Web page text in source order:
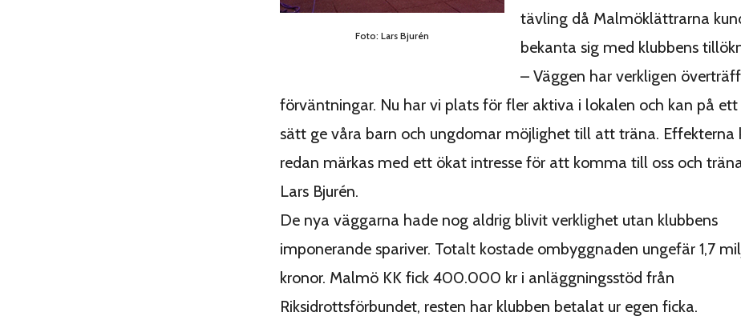
Foto: Lars Bjurén
tävling då Malmöklättrarna
bekanta sig med klubbens
– Väggen har verkligen
förväntningar. Nu har vi plats för fler aktiva i lokalen och kan på
sätt ge våra barn och ungdomar möjlighet till att träna. Effekterna
redan märkas med ett ökat intresse för att komma till oss och
Lars Bjurén.
De nya väggarna hade nog aldrig blivit verklighet utan klubbens
imponerande spariver. Totalt kostade ombyggnaden ungefär 1,7
kronor. Malmö KK fick 400.000 kr i anläggningsstöd från
Riksidrottsförbundet, resten har klubben betalat ur egen ficka.